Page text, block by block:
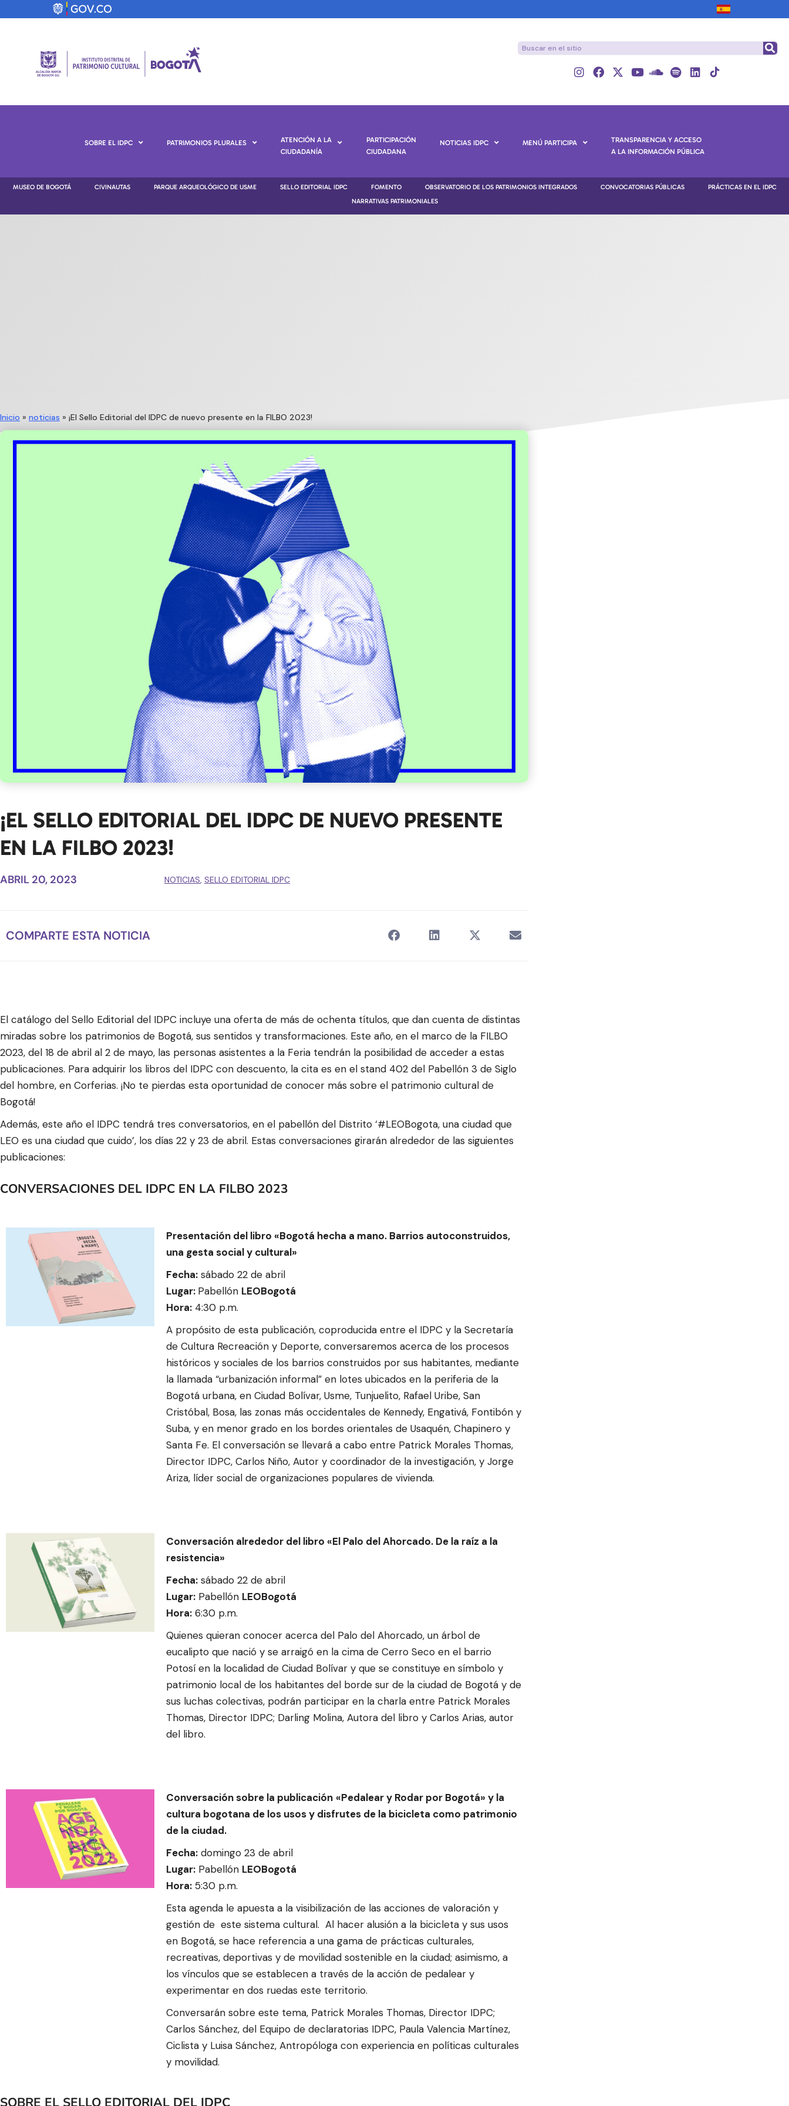
SOBRE EL IDPC PATRIMONIOS PLURALES
ATENCIÓN A LA
CIUDADANÍA
PARTICIPACIÓN
CIUDADANA
NOTICIAS IDPC MENÚ PARTICIPA
TRANSPARENCIA Y ACCESO
A LA INFORMACIÓN PÚBLICA
MUSEO DE BOGOTÁ CIVINAUTAS PARQUE ARQUEOLÓGICO DE USME SELLO EDITORIAL IDPC FOMENTO OBSERVATORIO DE LOS PATRIMONIOS INTEGRADOS CONVOCATORIAS PÚBLICAS
PRÁCTICAS EN EL IDPC
NARRATIVAS PATRIMONIALES
Inicio » noticias » ¡El Sello Editorial del IDPC de nuevo presente en la FILBO 2023!
¡EL SELLO EDITORIAL DEL IDPC DE NUEVO PRESENTE
EN LA FILBO 2023!
ABRIL 20, 2023 NOTICIAS, SELLO EDITORIAL IDPC
COMPARTE ESTA NOTICIA
El catálogo del Sello Editorial del IDPC incluye una oferta de más de ochenta títulos, que dan cuenta de distintas
miradas sobre los patrimonios de Bogotá, sus sentidos y transformaciones. Este año, en el marco de la FILBO
2023, del 18 de abril al 2 de mayo, las personas asistentes a la Feria tendrán la posibilidad de acceder a estas
publicaciones. Para adquirir los libros del IDPC con descuento, la cita es en el stand 402 del Pabellón 3 de Siglo
del hombre, en Corferias. ¡No te pierdas esta oportunidad de conocer más sobre el patrimonio cultural de
Bogotá!
Además, este año el IDPC tendrá tres conversatorios, en el pabellón del Distrito ‘#LEOBogota, una ciudad que
LEO es una ciudad que cuido’, los días 22 y 23 de abril. Estas conversaciones girarán alrededor de las siguientes
publicaciones:
CONVERSACIONES DEL IDPC EN LA FILBO 2023
Presentación del libro «Bogotá hecha a mano. Barrios autoconstruidos,
una gesta social y cultural»
Fecha:sábado 22 de abril
Lugar: Pabellón LEOBogotá
Hora:4:30 p.m.
A propósito de esta publicación, coproducida entre el IDPC y la Secretaría
de Cultura Recreación y Deporte, conversaremos acerca de los procesos
históricos y sociales de los barrios construidos por sus habitantes, mediante
la llamada “urbanización informal” en lotes ubicados en la periferia de la
Bogotá urbana, en Ciudad Bolívar, Usme, Tunjuelito, Rafael Uribe, San
Cristóbal, Bosa, las zonas más occidentales de Kennedy, Engativá, Fontibón y
Suba, y en menor grado en los bordes orientales de Usaquén, Chapinero y
Santa Fe. El conversación se llevará a cabo entre Patrick Morales Thomas,
Director IDPC, Carlos Niño, Autor y coordinador de la investigación, y Jorge
Ariza, líder social de organizaciones populares de vivienda.
Conversación alrededor del libro «El Palo del Ahorcado. De la raíz a la
resistencia»
Fecha:sábado 22 de abril
Lugar: Pabellón LEOBogotá
Hora:6:30 p.m.
Quienes quieran conocer acerca del Palo del Ahorcado, un árbol de
eucalipto que nació y se arraigó en la cima de Cerro Seco en el barrio
Potosí en la localidad de Ciudad Bolívar y que se constituye en símbolo y
patrimonio local de los habitantes del borde sur de la ciudad de Bogotá y de
sus luchas colectivas, podrán participar en la charla entre Patrick Morales
Thomas, Director IDPC; Darling Molina, Autora del libro y Carlos Arias, autor
del libro.
Conversación sobre la publicación «Pedalear y Rodar por Bogotá» y la
cultura bogotana de los usos y disfrutes de la bicicleta como patrimonio
de la ciudad.
Fecha:domingo 23 de abril
Lugar: Pabellón LEOBogotá
Hora:5:30 p.m.
Esta agenda le apuesta a la visibilización de las acciones de valoración y
gestión de este sistema cultural. Al hacer alusión a la bicicleta y sus usos
en Bogotá, se hace referencia a una gama de prácticas culturales,
recreativas, deportivas y de movilidad sostenible en la ciudad; asimismo, a
los vínculos que se establecen a través de la acción de pedalear y
experimentar en dos ruedas este territorio.
Conversarán sobre este tema, Patrick Morales Thomas, Director IDPC;
Carlos Sánchez, del Equipo de declaratorias IDPC, Paula Valencia Martínez,
Ciclista y Luisa Sánchez, Antropóloga con experiencia en políticas culturales
y movilidad.
SOBRE EL SELLO EDITORIAL DEL IDPC